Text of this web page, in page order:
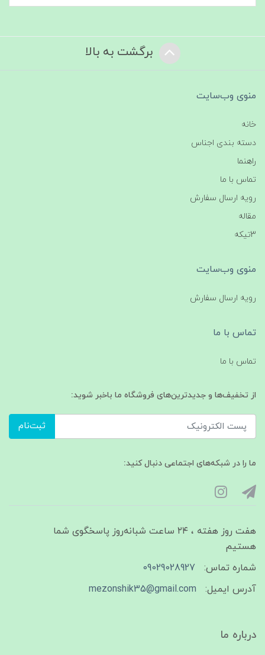
برگشت به بالا
منوی وب‌سایت
خانه
دسته بندی اجناس
راهنما
تماس با ما
رویه ارسال سفارش
مقاله
3تیکه
منوی وب‌سایت
رویه ارسال سفارش
تماس با ما
تماس با ما
از تخفیف‌ها و جدیدترین‌های فروشگاه ما باخبر شوید:
ثبت‌نام
ما را در شبکه‌های اجتماعی دنبال کنید:
هفت روز هفته ، ۲۴ ساعت شبانه‌روز پاسخگوی شما
هستیم
شماره تماس:
09029028927
آدرس ایمیل:
mezonshik35@gmail.com
درباره ما